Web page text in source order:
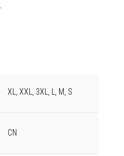
XL, XXL, 3XL, L, M, S
CN